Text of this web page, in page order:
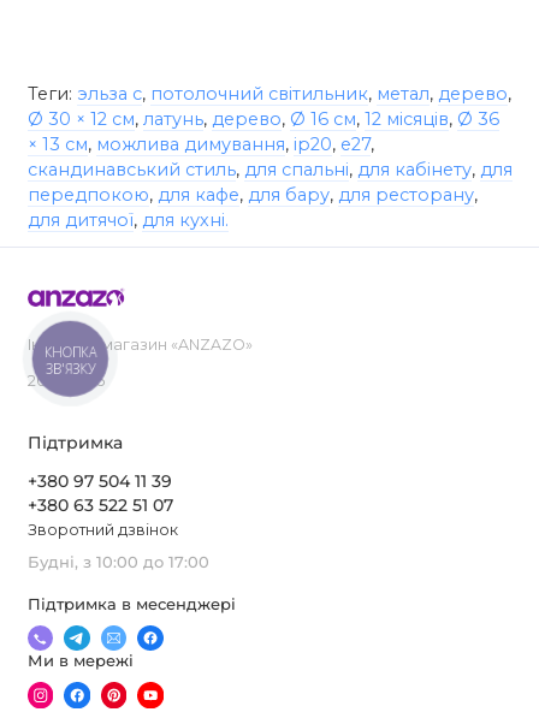
Теги: эльза с, потолочний світильник, метал, дерево,
Ø 30 × 12 см, латунь, дерево, Ø 16 см, 12 місяців, Ø 36
× 13 см, можлива димування, ip20, e27,
скандинавський стиль, для спальні, для кабінету, для
передпокою, для кафе, для бару, для ресторану,
для дитячої, для кухні.
Інтернет-магазин «ANZAZO»
2019-2026
Підтримка
+380 97 504 11 39
+380 63 522 51 07
Зворотний дзвінок
Будні, з 10:00 до 17:00
Підтримка в месенджері
Ми в мережі
КНОПКА
ЗВ'ЯЗКУ